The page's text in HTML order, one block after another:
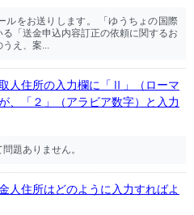
ルをお送りします。 「ゆうちょの国際
「送金申込内容訂正の依頼に関するお
え、案...
人住所の入力欄に「Ⅱ」（ローマ
、「２」（アラビア数字）と入力
題ありません。
人住所はどのように入力すればよ